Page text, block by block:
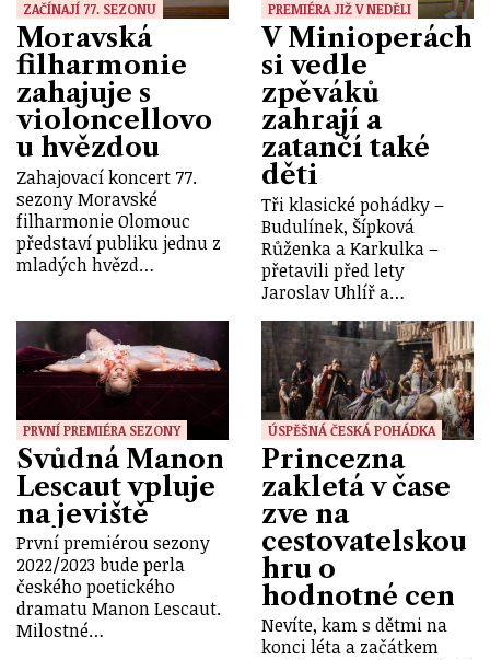
ZAČÍNAJÍ 77. SEZONU
Moravská
filharmonie
zahajuje s
violoncellovo
u hvězdou
Zahajovací koncert 77.
sezony Moravské
filharmonie Olomouc
představí publiku jednu z
mladých hvězd…
PREMIÉRA JIŽ V NEDĚLI
V Minioperách
si vedle
zpěváků
zahrají a
zatančí také
děti
Tři klasické pohádky –
Budulínek, Šípková
Růženka a Karkulka –
přetavili před lety
Jaroslav Uhlíř a…
PRVNÍ PREMIÉRA SEZONY
Svůdná Manon
Lescaut vpluje
na jeviště
První premiérou sezony
2022/2023 bude perla
českého poetického
dramatu Manon Lescaut.
Milostné…
ÚSPĚŠNÁ ČESKÁ POHÁDKA
Princezna
zakletá v čase
zve na
cestovatelskou
hru o
hodnotné cen
Nevíte, kam s dětmi na
konci léta a začátkem